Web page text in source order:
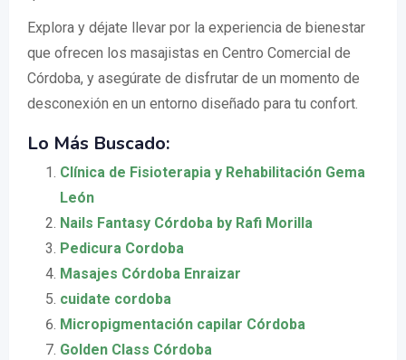
Explora y déjate llevar por la experiencia de bienestar
que ofrecen los masajistas en Centro Comercial de
Córdoba, y asegúrate de disfrutar de un momento de
desconexión en un entorno diseñado para tu confort.
Lo Más Buscado:
Clínica de Fisioterapia y Rehabilitación Gema
León
Nails Fantasy Córdoba by Rafi Morilla
Pedicura Cordoba
Masajes Córdoba Enraizar
cuidate cordoba
Micropigmentación capilar Córdoba
Golden Class Córdoba